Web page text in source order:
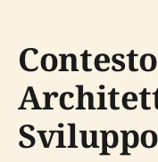
Contesto